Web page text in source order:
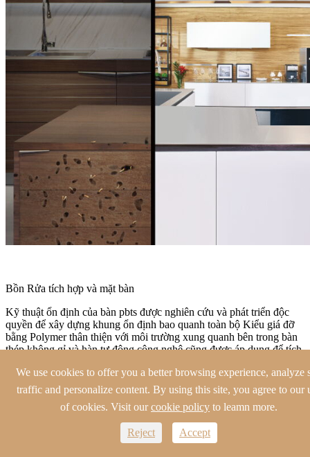
Bồn Rửa tích hợp và mặt bàn
Kỹ thuật ổn định của bàn pbts được nghiên cứu và phát triển độc
quyền để xây dựng khung ổn định bao quanh toàn bộ Kiểu giá đỡ
bằng Polymer thân thiện với môi trường xung quanh bên trong bàn
thép không gỉ và hàn tự động công nghệ cũng được áp dụng để tích
We use cookies to offer you a better browsing experience, analyze
traffic and personalize content. By using this site, you agree to our
of cookies. Visit ourcookie policy to leamn more.
Reject Accept